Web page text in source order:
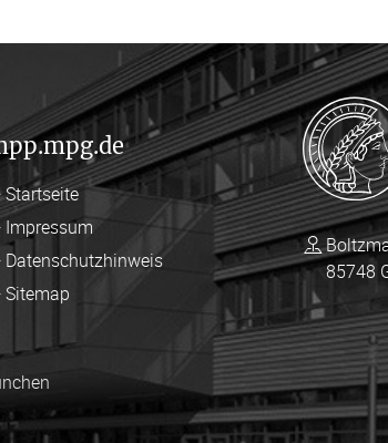
Startseite
Impressum
Datenschutzhinweis
Sitemap
85748